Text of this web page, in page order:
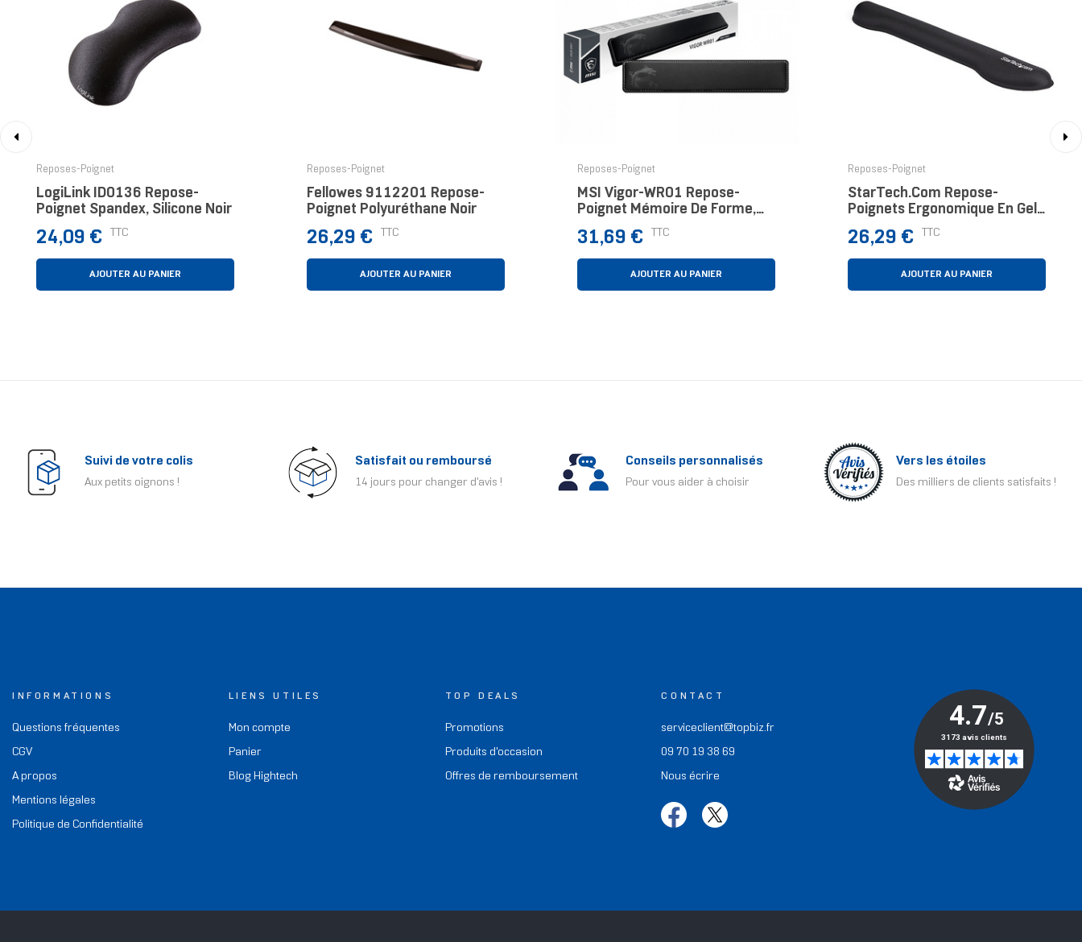
Reposes-Poignet
LogiLink ID0136 Repose-
Poignet Spandex, Silicone Noir
Prix
24,09 € TTC
AJOUTER AU PANIER
Reposes-Poignet
Fellowes 9112201 Repose-
Poignet Polyuréthane Noir
Prix
26,29 € TTC
AJOUTER AU PANIER
Reposes-Poignet
MSI Vigor-WR01 Repose-
Poignet Mémoire De Forme,
Caoutchouc Noir
Prix
31,69 € TTC
AJOUTER AU PANIER
Reposes-Poignet
StarTech.com Repose-
Poignets Ergonomique En Gel
Pour Clavier - Noir
Prix
26,29 € TTC
AJOUTER AU PANIER
Suivi de votre colis
Aux petits oignons !
Satisfait ou remboursé
14 jours pour changer d'avis !
Conseils personnalisés
Pour vous aider à choisir
Vers les étoiles
Des milliers de clients satisfaits !
INFORMATIONS
Questions fréquentes
CGV
A propos
Mentions légales
Politique de Confidentialité
LIENS UTILES
Mon compte
Panier
Blog Hightech
TOP DEALS
Promotions
Produits d'occasion
Offres de remboursement
CONTACT
serviceclient@topbiz.fr
09 70 19 38 69
Nous écrire